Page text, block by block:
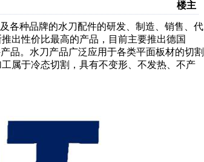
楼主
各种品牌的水刀配件的研发、制造、销售、代
出性价比最高的产品，目前主要推出德国
品。水刀产品广泛应用于各类平面板材的切割
属于冷态切割，具有不变形、不发热、不产